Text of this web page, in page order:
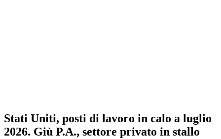
Stati Uniti, posti di lavoro in calo a luglio
2026. Giù P.A., settore privato in stallo